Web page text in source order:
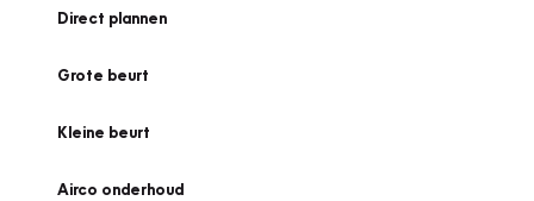
Direct plannen
Grote beurt
Kleine beurt
Airco onderhoud